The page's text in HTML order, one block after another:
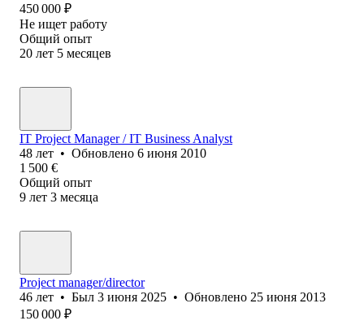
450 000 ₽
Не ищет работу
Общий опыт
20 лет 5 месяцев
IT Project Manager / IT Business Analyst
48 лет • Обновлено 6 июня 2010
1 500 €
Общий опыт
9 лет 3 месяца
Project manager/director
46 лет • Был 3 июня 2025 • Обновлено 25 июня 2013
150 000 ₽